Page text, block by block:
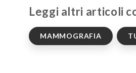
Leggi altri articoli
MAMMOGRAFIA